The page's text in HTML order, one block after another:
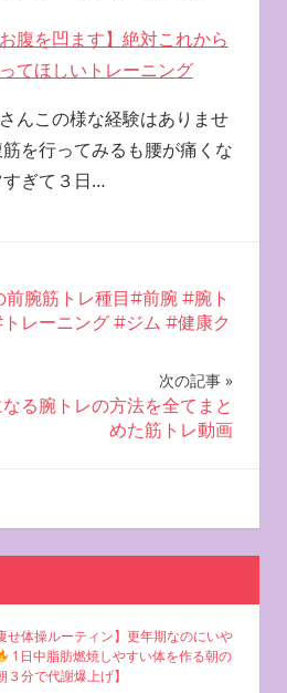
お腹を凹ます】絶対これから
てほしいトレーニング
んこの様な経験はありませ
を行ってみるも腰が痛くな
すぎて３日…
腕筋トレ種目#前腕 #腕ト
レーニング #ジム #健康ク
次の記事
なる腕トレの方法を全てまと
めた筋トレ動画
せ体操ルーティン】更年期なのにいや
1日中脂肪燃焼しやすい体を作る朝の
３分で代謝爆上げ】